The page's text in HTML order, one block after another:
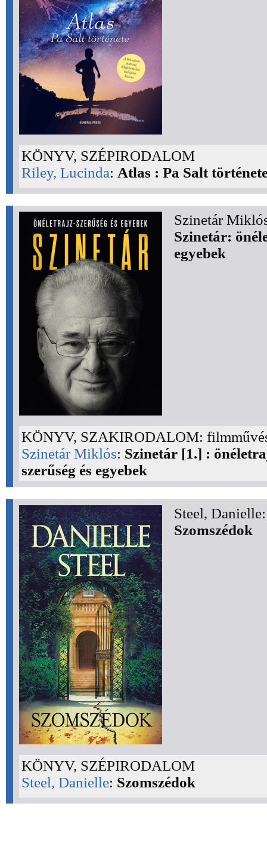
KÖNYV, SZÉPIRODALOM
Riley, Lucinda: Atlas : Pa Salt
Szinetár
Szinetár:
egyebek
KÖNYV, SZAKIRODALOM:
Szinetár Miklós: Szinetár [1.] :
szerűség és egyebek
Steel, Danielle:
Szomszédok
KÖNYV, SZÉPIRODALOM
Steel, Danielle: Szomszédok